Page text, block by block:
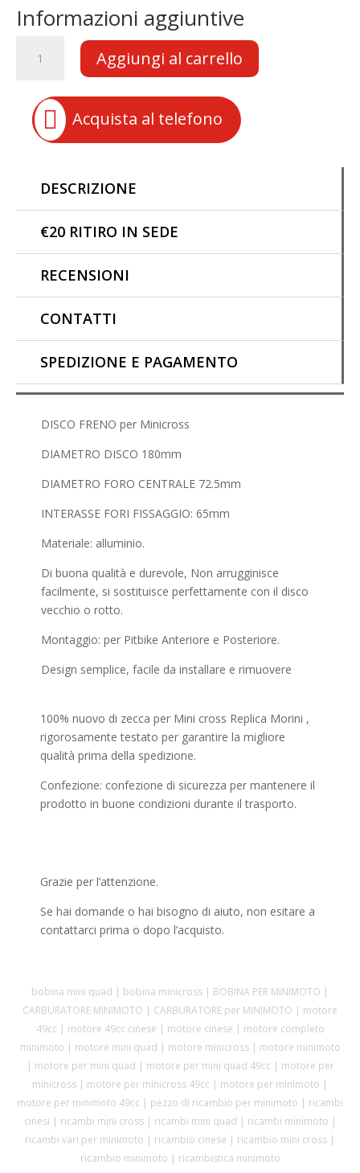
e
o
k
at
s
A
p
p
ai
l
p
y
Li
n
k
Informazioni aggiuntive
FRENO
Minicross
NRG
Replica
18cm
quantità
Aggiungi al carrello
 Acquista al telefono
DESCRIZIONE
€20 RITIRO IN SEDE
RECENSIONI
CONTATTI
SPEDIZIONE E PAGAMENTO
DISCO FRENO per Minicross
DIAMETRO DISCO 180mm
DIAMETRO FORO CENTRALE 72.5mm
INTERASSE FORI FISSAGGIO: 65mm
Materiale: alluminio.
Di buona qualità e durevole, Non arrugginisce
facilmente, si sostituisce perfettamente con il disco
vecchio o rotto.
Montaggio: per Pitbike Anteriore e Posteriore.
Design semplice, facile da installare e rimuovere
100% nuovo di zecca per Mini cross Replica Morini ,
rigorosamente testato per garantire la migliore
qualità prima della spedizione.
Confezione: confezione di sicurezza per mantenere il
prodotto in buone condizioni durante il trasporto.
Grazie per l’attenzione.
Se hai domande o hai bisogno di aiuto, non esitare a
contattarci prima o dopo l’acquisto.
bobina mini quad | bobina minicross | BOBINA PER MINIMOTO |
CARBURATORE MINIMOTO | CARBURATORE per MINIMOTO | motore
49cc | motore 49cc cinese | motore cinese | motore completo
minimoto | motore mini quad | motore minicross | motore minimoto
| motore per mini quad | motore per mini quad 49cc | motore per
minicross | motore per minicross 49cc | motore per minimoto |
motore per minimoto 49cc | pezzo di ricambio per minimoto | ricambi
cinesi | ricambi mini cross | ricambi mini quad | ricambi minimoto |
ricambi vari per minimoto | ricambio cinese | ricambio mini cross |
ricambio minimoto | ricambistica minimoto